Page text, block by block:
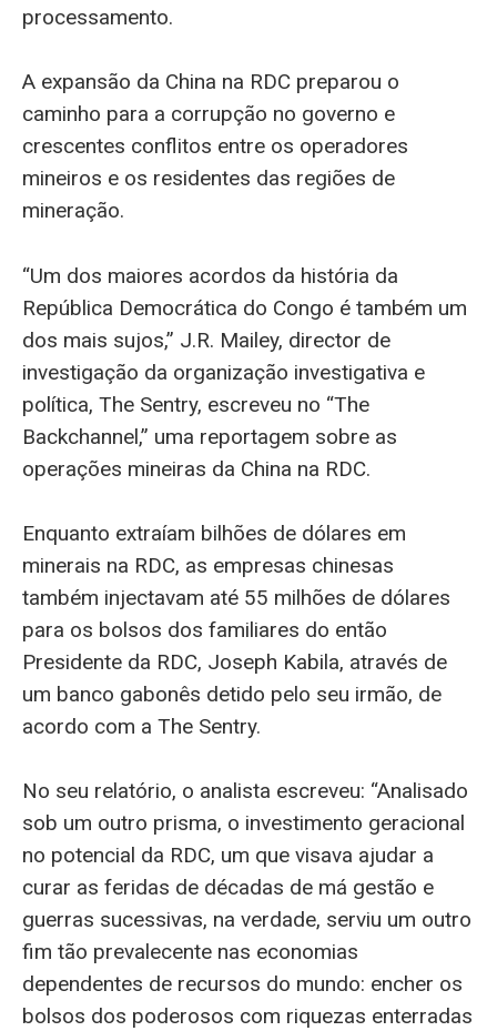
processamento.
A expansão da China na RDC preparou o
caminho para a corrupção no governo e
crescentes conflitos entre os operadores
mineiros e os residentes das regiões de
mineração.
“Um dos maiores acordos da história da
República Democrática do Congo é também um
dos mais sujos,” J.R. Mailey, director de
investigação da organização investigativa e
política, The Sentry, escreveu no “The
Backchannel,” uma reportagem sobre as
operações mineiras da China na RDC.
Enquanto extraíam bilhões de dólares em
minerais na RDC, as empresas chinesas
também injectavam até 55 milhões de dólares
para os bolsos dos familiares do então
Presidente da RDC, Joseph Kabila, através de
um banco gabonês detido pelo seu irmão, de
acordo com a The Sentry.
No seu relatório, o analista escreveu: “Analisado
sob um outro prisma, o investimento geracional
no potencial da RDC, um que visava ajudar a
curar as feridas de décadas de má gestão e
guerras sucessivas, na verdade, serviu um outro
fim tão prevalecente nas economias
dependentes de recursos do mundo: encher os
bolsos dos poderosos com riquezas enterradas